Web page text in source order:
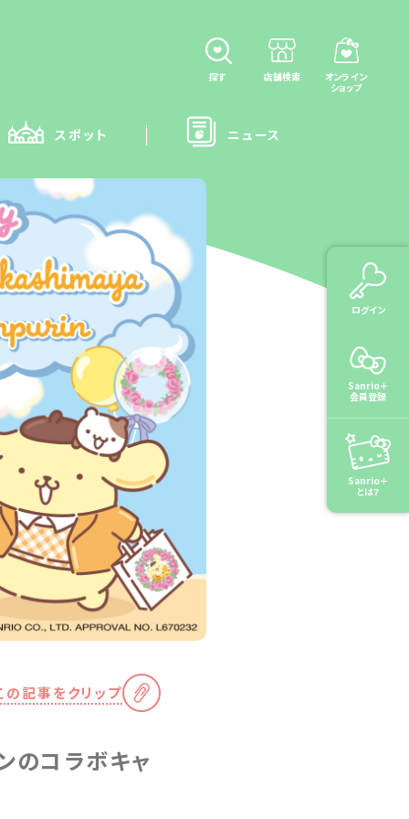
ログイン
Sanrio＋
会員登録
Sanrio＋
とは？
探す 店舗検索
オンライン
ショップ
スポット ニュース
の記事をクリップ
のコラボキャ